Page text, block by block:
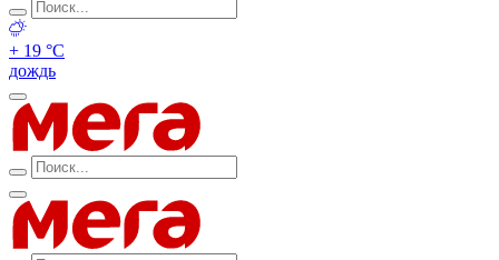
+ 19 °С
дождь